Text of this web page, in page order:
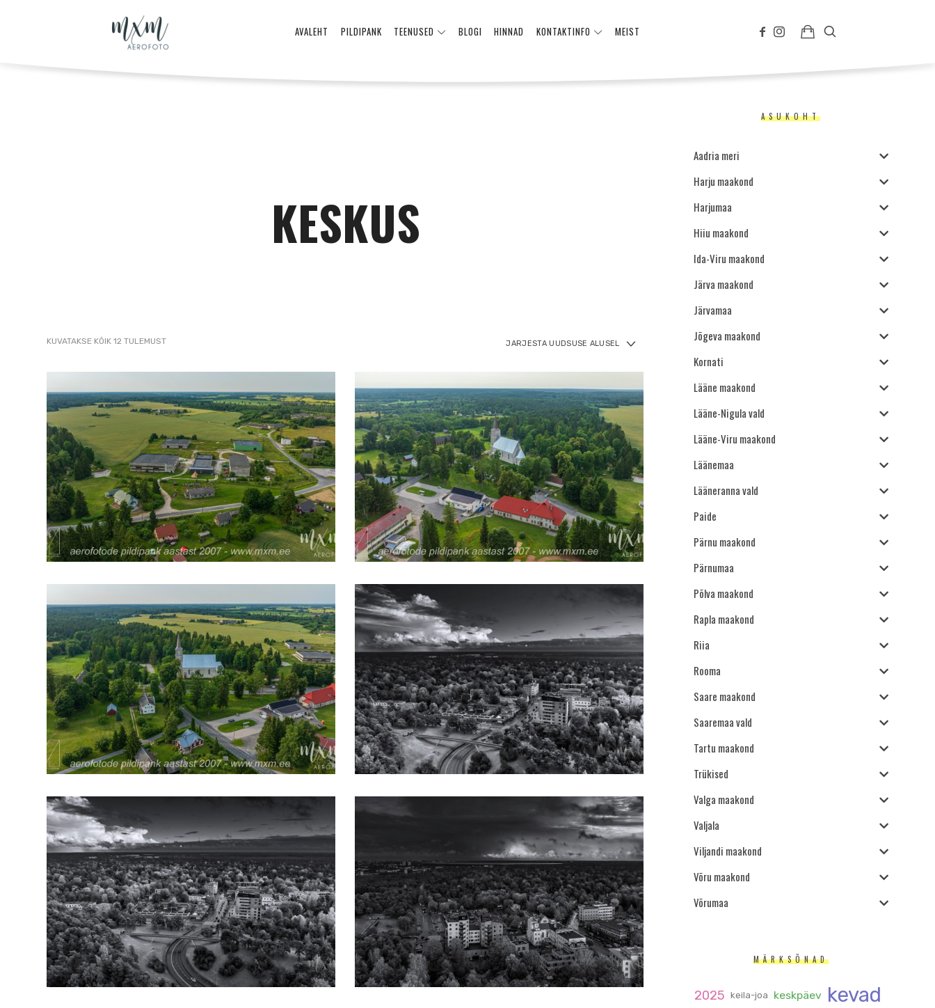
Aero
droonifotod
2007
droonilt,
lennukilt,
helikopterilt.
arhiiv
ja
müük
AVALEHT PILDIPANK TEENUSED BLOGI HINNAD KONTAKTINFO MEIST
KESKUS
KUVATAKSE KÕIK 12 TULEMUSTSORTED
LATEST
ASUKOHT
Aadria meri
Harju maakond
Harjumaa
Hiiu maakond
Ida-Viru maakond
Järva maakond
Järvamaa
Jõgeva maakond
Kornati
Lääne maakond
Lääne-Nigula vald
Lääne-Viru maakond
Läänemaa
Lääneranna vald
Paide
Pärnu maakond
Pärnumaa
Põlva maakond
Rapla maakond
Riia
Rooma
Saare maakond
Saaremaa vald
Tartu maakond
Trükised
Valga maakond
Valjala
Viljandi maakond
Võru maakond
Võrumaa
MÄRKSÕNAD
2025 keila-joa keskpäev kevad